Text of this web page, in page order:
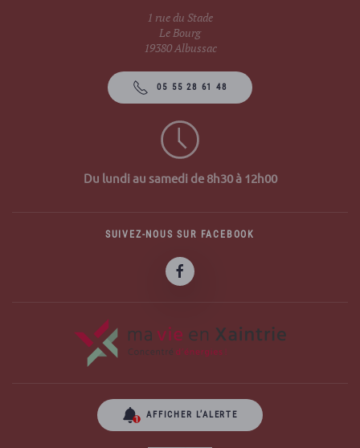
1 rue du Stade
Le Bourg
19380 Albussac
05 55 28 61 48
Du lundi au samedi de 8h30 à 12h00
SUIVEZ-NOUS SUR FACEBOOK
AFFICHER L’ALERTE